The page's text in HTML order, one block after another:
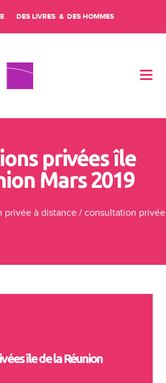
DES LIVRES DES HOMMES
privées île
Mars 2019
privée à distance /consultation privée
île de la Réunion